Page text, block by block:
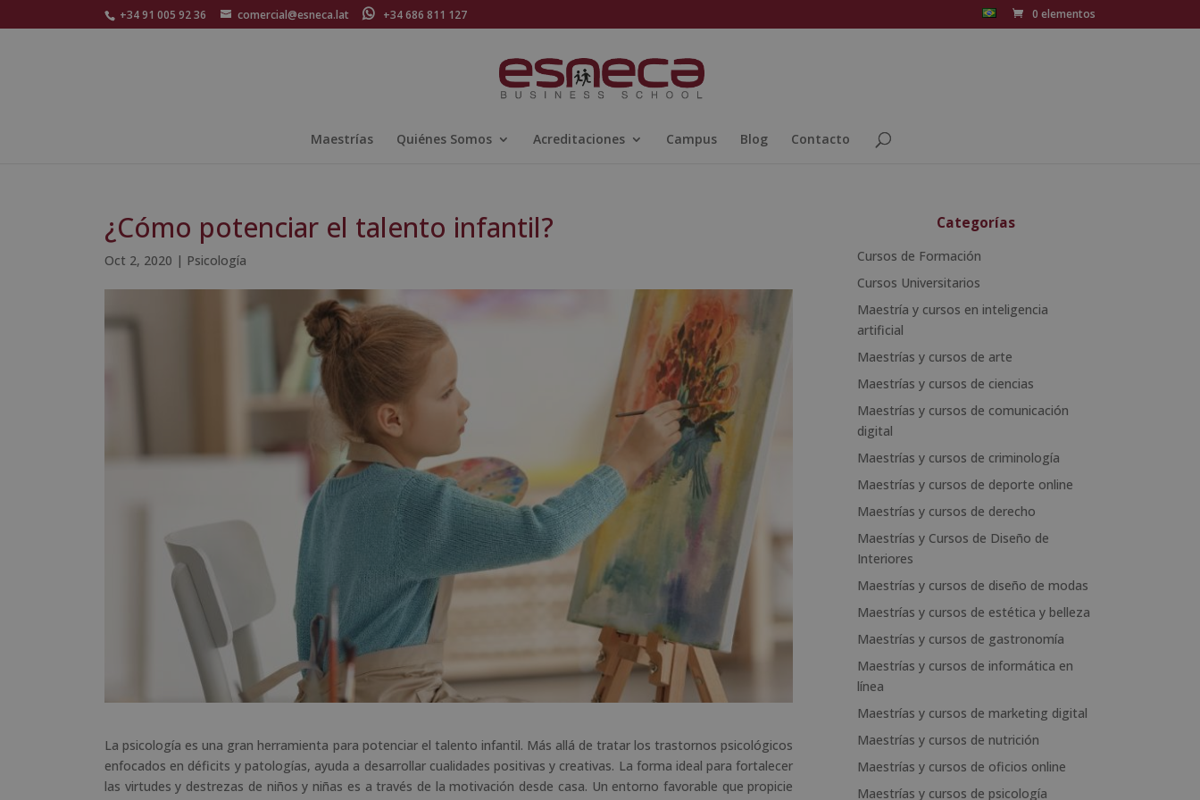
+34 91 005 92 36 comercial@esneca.lat +34 686 811 127 0 elementos
Maestrías Quiénes Somos Acreditaciones Campus Blog Contacto
¿Cómo potenciar el talento infantil?
Oct 2, 2020 | Psicología
La psicología es una gran herramienta para potenciar el talento infantil. Más allá de tratar los trastornos psicológicos
enfocados en déficits y patologías, ayuda a desarrollar cualidades positivas y creativas. La forma ideal para fortalecer
las virtudes y destrezas de niños y niñas es a través de la motivación desde casa. Un entorno favorable que propicie
Categorías
Cursos de Formación
Cursos Universitarios
Maestría y cursos en inteligencia
artificial
Maestrías y cursos de arte
Maestrías y cursos de ciencias
Maestrías y cursos de comunicación
digital
Maestrías y cursos de criminología
Maestrías y cursos de deporte online
Maestrías y cursos de derecho
Maestrías y Cursos de Diseño de
Interiores
Maestrías y cursos de diseño de modas
Maestrías y cursos de estética y belleza
Maestrías y cursos de gastronomía
Maestrías y cursos de informática en
línea
Maestrías y cursos de marketing digital
Maestrías y cursos de nutrición
Maestrías y cursos de oficios online
Maestrías y cursos de psicología